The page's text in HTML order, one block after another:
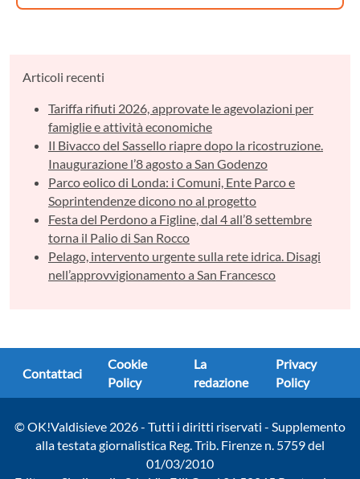
Articoli recenti
Tariffa rifiuti 2026, approvate le agevolazioni per
famiglie e attività economiche
Il Bivacco del Sassello riapre dopo la ricostruzione.
Inaugurazione l’8 agosto a San Godenzo
Parco eolico di Londa: i Comuni, Ente Parco e
Soprintendenze dicono no al progetto
Festa del Perdono a Figline, dal 4 all’8 settembre
torna il Palio di San Rocco
Pelago, intervento urgente sulla rete idrica. Disagi
nell’approvvigionamento a San Francesco
Contattaci
Cookie
Policy
La
redazione
Privacy
Policy
© OK!Valdisieve 2026 - Tutti i diritti riservati - Supplemento
alla testata giornalistica Reg. Trib. Firenze n. 5759 del
01/03/2010